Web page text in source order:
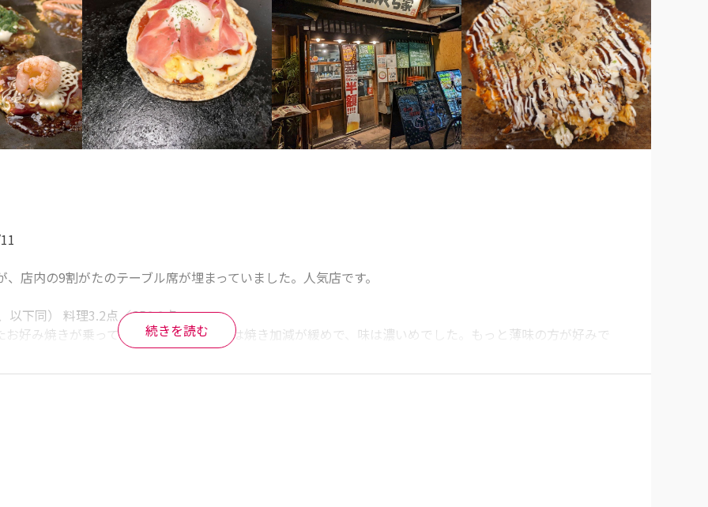
店内の9割がたのテーブル席が埋まっていました。人気店です。
以下同） 料理3.2点／CP3.3点
好み焼きが乗っています。お好み焼きは焼き加減が緩めで、味は濃いめでした。もっと薄味の方が好みで
続きを読む